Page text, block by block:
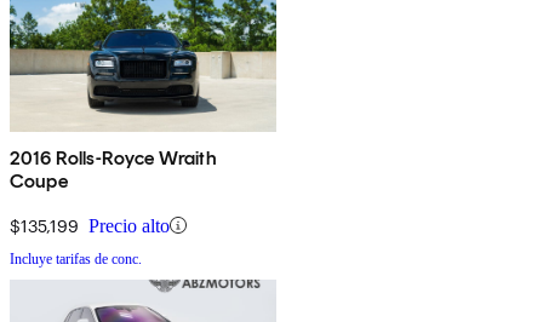
2016 Rolls-Royce Wraith
Coupe
$135,199 Precio alto
Incluye tarifas de conc.